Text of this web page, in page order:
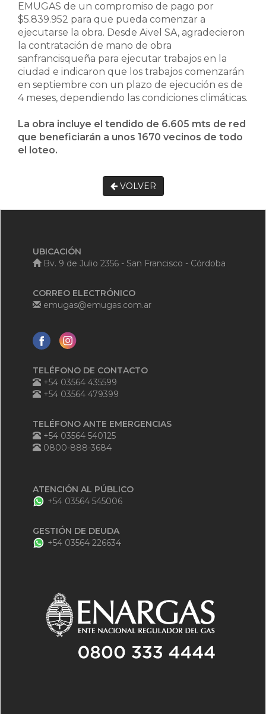
EMUGAS de un compromiso de pago por
$5.839.952 para que pueda comenzar a
ejecutarse la obra. Desde Aivel SA, agradecieron
la contratación de mano de obra
sanfrancisqueña para ejecutar trabajos en la
ciudad e indicaron que los trabajos comenzarán
en septiembre con un plazo de ejecución es de
4 meses, dependiendo las condiciones climáticas.
La obra incluye el tendido de 6.605 mts de red
que beneficiarán a unos 1670 vecinos de todo
el loteo.
VOLVER
UBICACIÓN
Bv. 9 de Julio 2356 - San Francisco - Córdoba
CORREO ELECTRÓNICO
emugas@emugas.com.ar
TELÉFONO DE CONTACTO
+54 03564 435599
+54 03564 479399
TELÉFONO ANTE EMERGENCIAS
+54 03564 540125
0800-888-3684
ATENCIÓN AL PÚBLICO
+54 03564 545006
GESTIÓN DE DEUDA
+54 03564 226634